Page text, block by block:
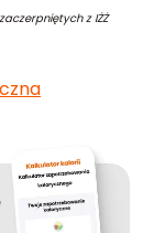
z IŻŻ